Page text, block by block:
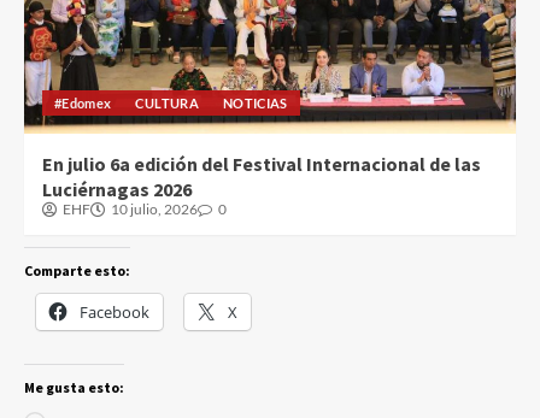
#Edomex CULTURA NOTICIAS
En julio 6a edición del Festival Internacional de las
Luciérnagas 2026
EHF 10 julio, 2026 0
Comparte esto:
Facebook X
Me gusta esto: